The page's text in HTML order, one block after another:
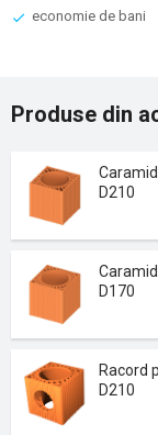
economie de bani
Produse din
D210
D170
Racord
D210